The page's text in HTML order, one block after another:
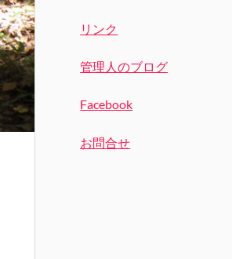
リンク
管理人のブログ
Facebook
お問合せ